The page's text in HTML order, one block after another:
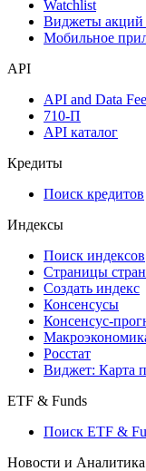
Инструментарий
Надстройка Excel
Мобильное
API
API and Data Feed
API каталог
Кредиты
Поиск кредитов
Индексы
Поиск индексов
Страницы стран
Создать индекс
Консенсусы
Консенсус-
Макроэкономика
Виджет: Карта
ETF & Funds